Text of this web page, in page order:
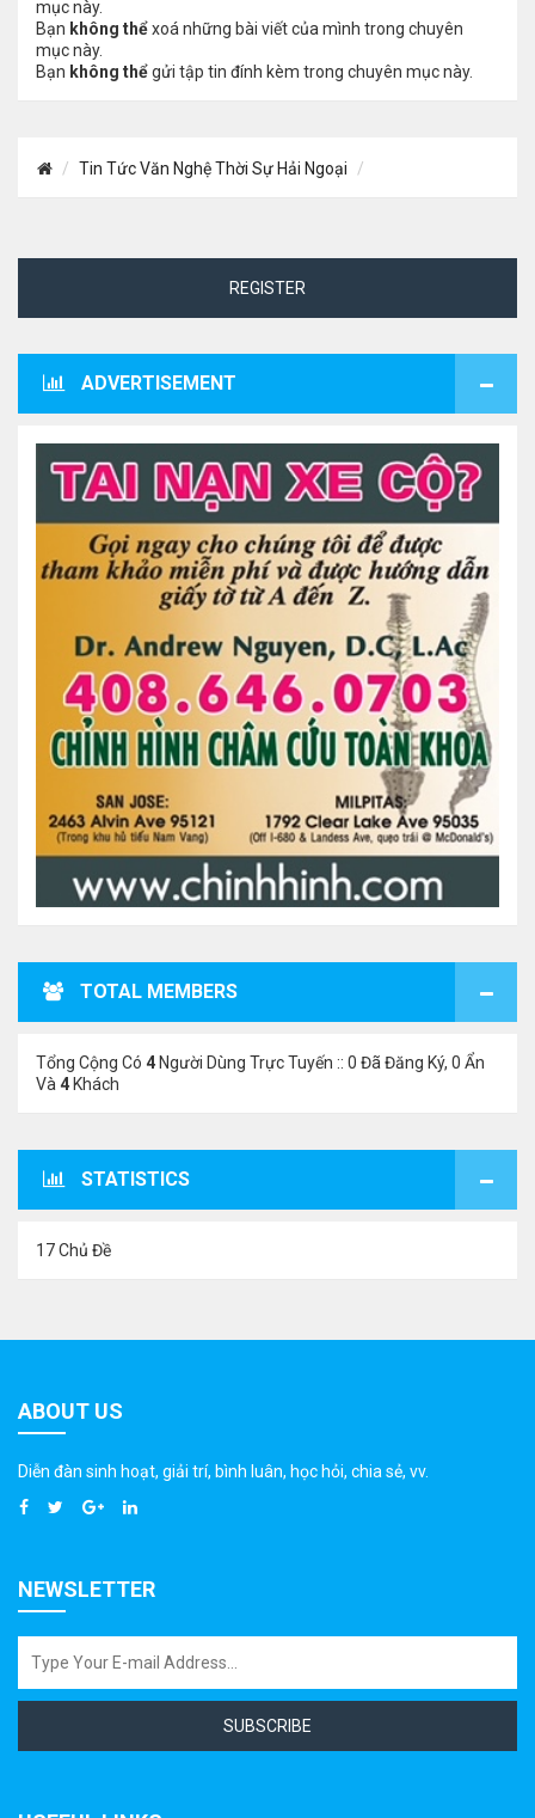
mục này.
Bạn không thểxoá những bài viết của mình trong chuyên
mục này.
Bạn không thểgửi tập tin đính kèm trong chuyên mục này.
Tin Tức Văn Nghệ Thời Sự Hải Ngoại
REGISTER
ADVERTISEMENT
TOTAL MEMBERS
Tổng Cộng Có 4 Người Dùng Trực Tuyến :: 0 Đã Đăng Ký, 0 Ẩn
Và 4 Khách
STATISTICS
17 Chủ Đề
ABOUT US
Diễn đàn sinh hoạt, giải trí, bình luân, học hỏi, chia sẻ, vv.
NEWSLETTER
SUBSCRIBE